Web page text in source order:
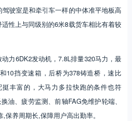
驶室是和牵引车一样的中体准平地板高
性上与同级别的6米8载货车相比有着较
力6DK2发动机，7.8L排量320马力，最
10挡变速箱，后桥为378铸造桥，速比
丰富的，大马力多拉快跑的条件也符
油、疲劳监测、前轴FAG免维护轮端、
养周期长,保障用户高出勤率。